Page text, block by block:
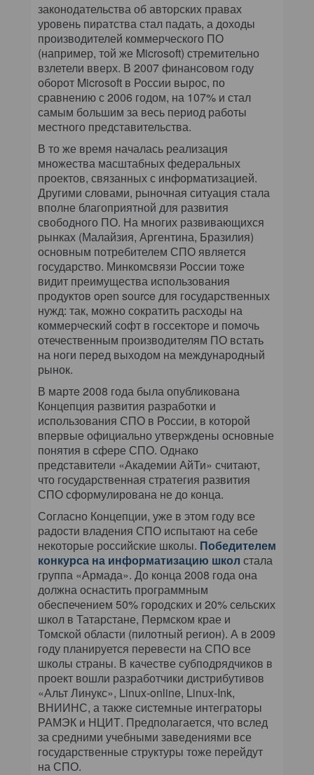
законодательства об авторских правах
уровень пиратства стал падать, а доходы
производителей коммерческого ПО
(например, той же Microsoft) стремительно
взлетели вверх. В 2007 финансовом году
оборот Microsoft в России вырос, по
сравнению с 2006 годом, на 107% и стал
самым большим за весь период работы
местного представительства.
В то же время началась реализация
множества масштабных федеральных
проектов, связанных с информатизацией.
Другими словами, рыночная ситуация стала
вполне благоприятной для развития
свободного ПО. На многих развивающихся
рынках (Малайзия, Аргентина, Бразилия)
основным потребителем СПО является
государство. Минкомсвязи России тоже
видит преимущества использования
продуктов open source для государственных
нужд: так, можно сократить расходы на
коммерческий софт в госсекторе и помочь
отечественным производителям ПО встать
на ноги перед выходом на международный
рынок.
В марте 2008 года была опубликована
Концепция развития разработки и
использования СПО в России, в которой
впервые официально утверждены основные
понятия в сфере СПО. Однако
представители «Академии АйТи» считают,
что государственная стратегия развития
СПО сформулирована не до конца.
Согласно Концепции, уже в этом году все
радости владения СПО испытают на себе
некоторые российские школы. Победителем
конкурса на информатизацию школ стала
группа «Армада». До конца 2008 года она
должна оснастить программным
обеспечением 50% городских и 20% сельских
школ в Татарстане, Пермском крае и
Томской области (пилотный регион). А в 2009
году планируется перевести на СПО все
школы страны. В качестве субподрядчиков в
проект вошли разработчики дистрибутивов
«Альт Линукс», Linux-online, Linux-Ink,
ВНИИНС, а также системные интеграторы
РАМЭК и НЦИТ. Предполагается, что вслед
за средними учебными заведениями все
государственные структуры тоже перейдут
на СПО.